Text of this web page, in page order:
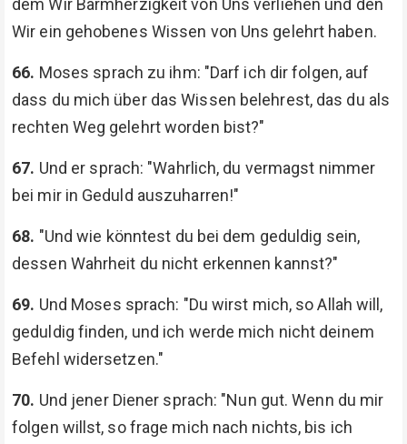
dem Wir Barmherzigkeit von Uns verliehen und den
Wir ein gehobenes Wissen von Uns gelehrt haben.
66. Moses sprach zu ihm: "Darf ich dir folgen, auf
dass du mich über das Wissen belehrest, das du als
rechten Weg gelehrt worden bist?"
67. Und er sprach: "Wahrlich, du vermagst nimmer
bei mir in Geduld auszuharren!"
68. "Und wie könntest du bei dem geduldig sein,
dessen Wahrheit du nicht erkennen kannst?"
69. Und Moses sprach: "Du wirst mich, so Allah will,
geduldig finden, und ich werde mich nicht deinem
Befehl widersetzen."
70. Und jener Diener sprach: "Nun gut. Wenn du mir
folgen willst, so frage mich nach nichts, bis ich